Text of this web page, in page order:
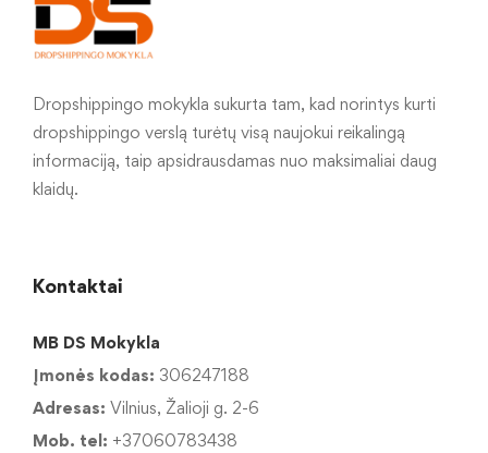
Dropshippingo mokykla sukurta tam, kad norintys kurti
dropshippingo verslą turėtų visą naujokui reikalingą
informaciją, taip apsidrausdamas nuo maksimaliai daug
klaidų.
Kontaktai
MB DS Mokykla
Įmonės kodas: 306247188
Adresas: Vilnius, Žalioji g. 2-6
Mob. tel: +37060783438